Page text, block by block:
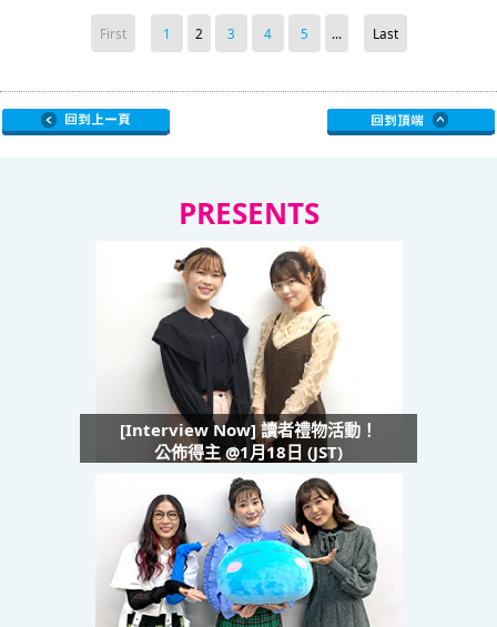
First 1 2 3 4 5 ... Last
PRESENTS
[Interview Now] 讀者禮物活動！
公佈得主 @1月18日 (JST)